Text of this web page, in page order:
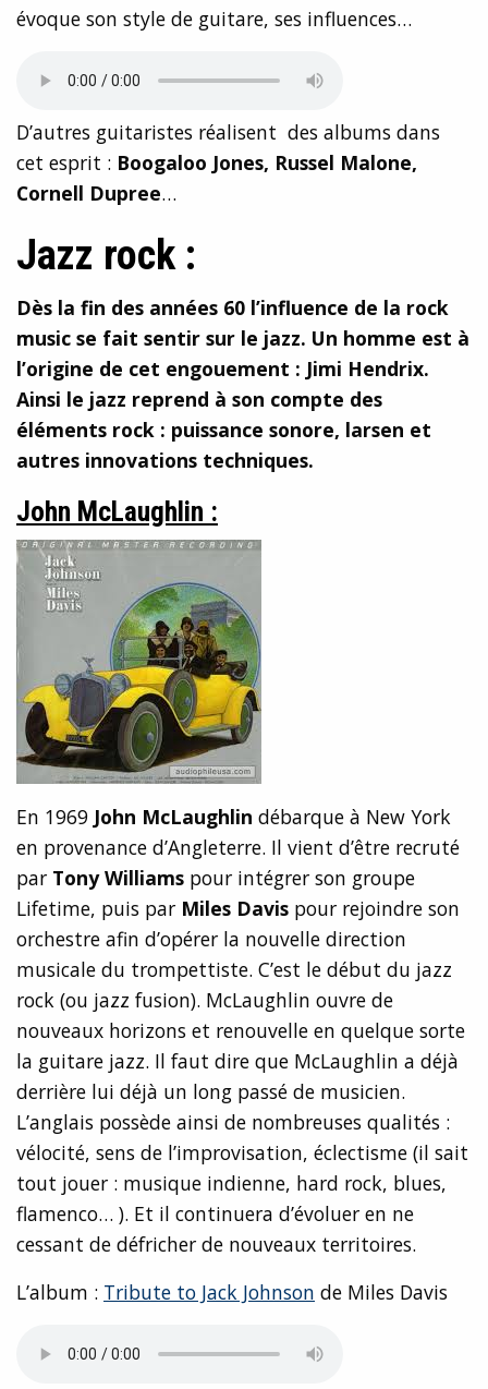
évoque son style de guitare, ses influences…
D’autres guitaristes réalisent des albums dans
cet esprit : Boogaloo Jones, Russel Malone,
Cornell Dupree…
Jazz rock :
Dès la fin des années 60 l’influence de la rock
music se fait sentir sur le jazz. Un homme est à
l’origine de cet engouement : Jimi Hendrix.
Ainsi le jazz reprend à son compte des
éléments rock : puissance sonore, larsen et
autres innovations techniques.
John McLaughlin :
En 1969 John McLaughlin débarque à New York
en provenance d’Angleterre. Il vient d’être recruté
par Tony Williams pour intégrer son groupe
Lifetime, puis par Miles Davis pour rejoindre son
orchestre afin d’opérer la nouvelle direction
musicale du trompettiste. C’est le début du jazz
rock (ou jazz fusion). McLaughlin ouvre de
nouveaux horizons et renouvelle en quelque sorte
la guitare jazz. Il faut dire que McLaughlin a déjà
derrière lui déjà un long passé de musicien.
L’anglais possède ainsi de nombreuses qualités :
vélocité, sens de l’improvisation, éclectisme (il sait
tout jouer : musique indienne, hard rock, blues,
flamenco… ). Et il continuera d’évoluer en ne
cessant de défricher de nouveaux territoires.
L’album : Tribute to Jack Johnson de Miles Davis